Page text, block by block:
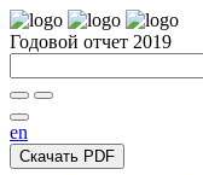
Годовой отчет 2019
en
Скачать PDF